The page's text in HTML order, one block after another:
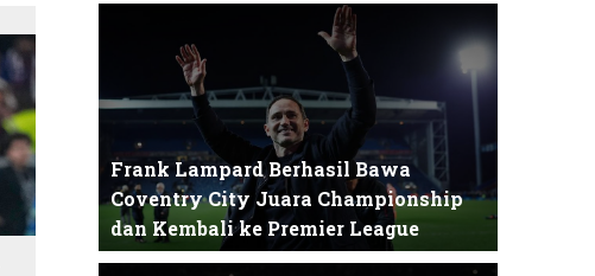
Pertandingan semifinal Coppa Italia antara Como
dan Inter Milan menjadi salah satu l...
Frank Lampard Berhasil Bawa
Coventry City Juara Championship
dan Kembali ke Premier League